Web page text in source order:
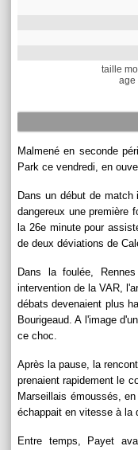
taille
age
Malmené en seconde
Park ce vendredi, en
Dans un début de
dangereux une première
la 26e minute pour
de deux déviations de
Dans la foulée,
intervention de la VAR,
débats devenaient plus
Bourigeaud. A l'image
ce choc.
Après la pause, la
prenaient rapidement le
Marseillais émoussés,
échappait en vitesse à la
Entre temps, Payet